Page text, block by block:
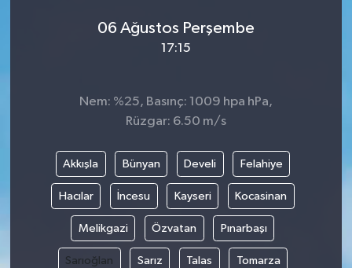
06 Ağustos Perşembe
17:15
Nem: %25, Basınç: 1009 hpa hPa,
Rüzgar: 6.50 m/s
Akkışla Bünyan Develi Felahiye
Hacılar İncesu Kayseri Kocasinan
Melikgazi Özvatan Pınarbaşı
Sarıoğlan Sarız Talas Tomarza